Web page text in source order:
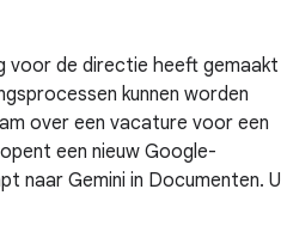
voor de directie heeft gemaakt
kunnen worden
over een vacature voor een
een nieuw Google-
naar Gemini in Documenten. U